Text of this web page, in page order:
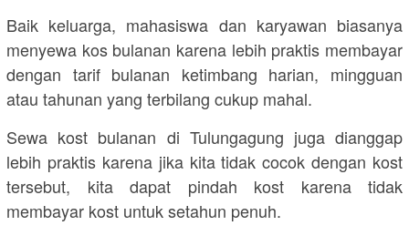
Baik keluarga, mahasiswa dan karyawan biasanya
menyewa kos bulanan karena lebih praktis membayar
dengan tarif bulanan ketimbang harian, mingguan
atau tahunan yang terbilang cukup mahal.
Sewa kost bulanan di Tulungagung juga dianggap
lebih praktis karena jika kita tidak cocok dengan kost
tersebut, kita dapat pindah kost karena tidak
membayar kost untuk setahun penuh.